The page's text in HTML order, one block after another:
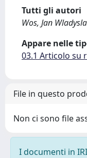
Tutti gli autori
Wos, Jan
Appare nelle
03.1 Articolo su
File in questo
Non ci sono file
I documenti in